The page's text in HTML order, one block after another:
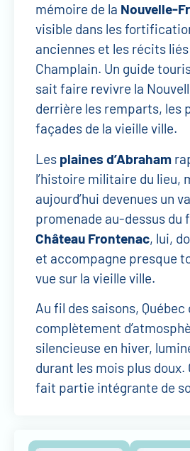
mémoire de la Nouvelle-
visible dans les
anciennes et les récits liés
Champlain. Un guide
sait faire revivre la
derrière les remparts, les
façades de la vieille ville.
Les plaines d’Abraham
l’histoire militaire du lieu,
aujourd’hui devenues un
promenade au-dessus du
Château Frontenac, lui,
et accompagne presque
vue sur la vieille ville.
Au fil des saisons, Québec
complètement
silencieuse en hiver,
durant les mois plus
fait partie intégrante de